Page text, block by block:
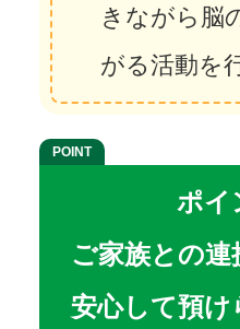
きながら脳
がる活動を
ポ
ご家族との連
安心して預け